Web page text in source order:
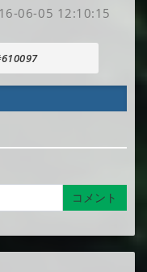
06-05 12:10:15
コメント